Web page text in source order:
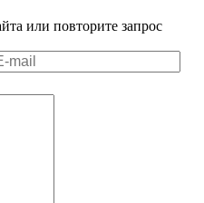
или повторите запрос